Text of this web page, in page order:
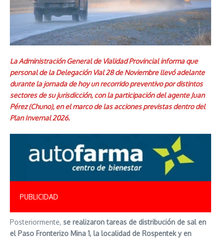
La Administración General de Vialidad Provincial informa que
personal de la Delegación Vial 28 de Noviembre llevó adelante
durante la jornada de hoy un recorrido preventivo por distintos
sectores de su jurisdicción, con la participación del agente Juan
Pérez (Chuno), en el marco de las acciones previstas dentro del
Plan Invernal 2026.
PUBLICIDAD
Posteriormente, se realizaron tareas de distribución de sal en
el Paso Fronterizo Mina 1, la localidad de Rospentek y en